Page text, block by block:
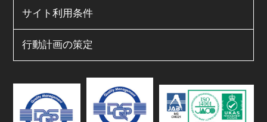
サイト利用条件
行動計画の策定